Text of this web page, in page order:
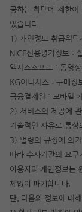
공하는 혜택에 제한이
있습니다.
1) 개인정보 취급위탁
NICE신용평가정보 :
액시스소프트 : 동영
KG이니시스 : 구매정
금융결제원 : 모바일
2) 서비스의 제공에
기술적인 사유로 통
3) 법령의 규정에 의
따라 수사기관의 요구
이용자의 개인정보는
체없이 파기합니다.
단, 다음의 정보에 대